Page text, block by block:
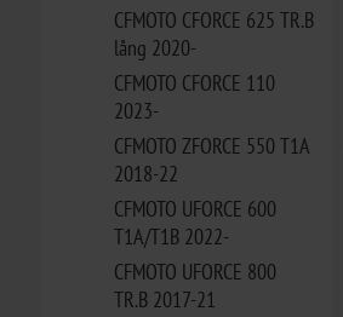
CFMOTO CFORCE 625 TR.B
lång 2020-
CFMOTO CFORCE 110
2023-
CFMOTO ZFORCE 550 T1A
2018-22
CFMOTO UFORCE 600
T1A/T1B 2022-
CFMOTO UFORCE 800
TR.B 2017-21